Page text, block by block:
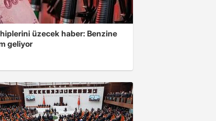
üzecek haber: Benzine
geliyor